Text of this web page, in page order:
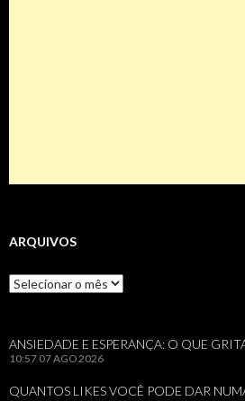
ARQUIVOS
Arquivos
ANSIEDADE E ESPERANÇA: O QUE
10:57 07 AGO 2026
QUANTOS LIKES VOCÊ PODE DAR